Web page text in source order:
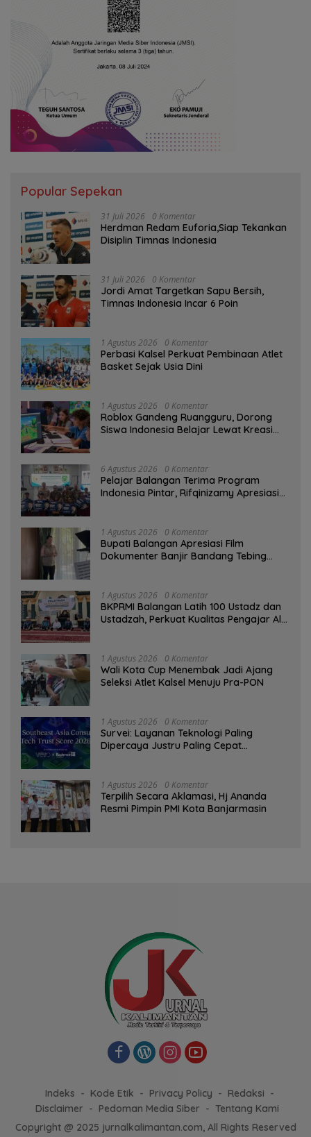
Popular Sepekan
31 Juli 2026 0 Komentar
Herdman Redam Euforia,Siap Tekankan
Disiplin Timnas Indonesia
31 Juli 2026 0 Komentar
Jordi Amat Targetkan Sapu Bersih,
Timnas Indonesia Incar 6 Poin
1 Agustus 2026 0 Komentar
Perbasi Kalsel Perkuat Pembinaan Atlet
Basket Sejak Usia Dini
1 Agustus 2026 0 Komentar
Roblox Gandeng Ruangguru, Dorong
Siswa Indonesia Belajar Lewat Kreasi
6 Agustus 2026 0 Komentar
Pelajar Balangan Terima Program
Indonesia Pintar, Rifqinizamy Apresiasi
1 Agustus 2026 0 Komentar
Bupati Balangan Apresiasi Film
Dokumenter Banjir Bandang Tebing
1 Agustus 2026 0 Komentar
BKPRMI Balangan Latih 100 Ustadz dan
Ustadzah, Perkuat Kualitas Pengajar Al-
1 Agustus 2026 0 Komentar
Wali Kota Cup Menembak Jadi Ajang
Seleksi Atlet Kalsel Menuju Pra-PON
1 Agustus 2026 0 Komentar
Survei: Layanan Teknologi Paling
Dipercaya Justru Paling Cepat
1 Agustus 2026 0 Komentar
‎Terpilih Secara Aklamasi, Hj Ananda
Resmi Pimpin PMI Kota Banjarmasin
Indeks Kode Etik Privacy Policy
Redaksi
Disclaimer
Pedoman Media Siber
Tentang Kami
Copyright @ 2025 jurnalkalimantan.com, All Rights Reserved